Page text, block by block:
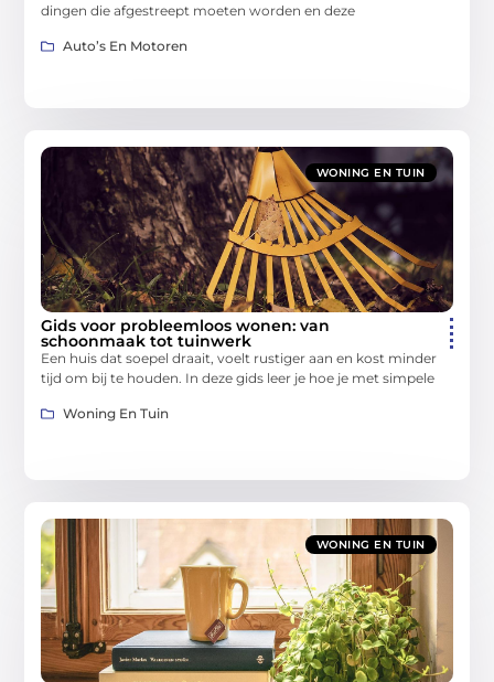
dingen die afgestreept moeten worden en deze
Auto’s En Motoren
WONING EN TUIN
Gids voor probleemloos wonen: van
schoonmaak tot tuinwerk
Een huis dat soepel draait, voelt rustiger aan en kost minder
tijd om bij te houden. In deze gids leer je hoe je met simpele
Woning En Tuin
WONING EN TUIN